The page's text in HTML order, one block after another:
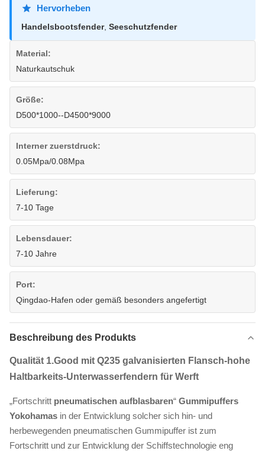
Hervorheben
Handelsbootsfender, Seeschutzfender
Material:
Naturkautschuk
Größe:
D500*1000--D4500*9000
Interner zuerstdruck:
0.05Mpa/0.08Mpa
Lieferung:
7-10 Tage
Lebensdauer:
7-10 Jahre
Port:
Qingdao-Hafen oder gemäß besonders angefertigt
Beschreibung des Produkts
Qualität 1.Good mit Q235 galvanisierten Flansch-hohe
Haltbarkeits-Unterwasserfendern für Werft
„Fortschritt pneumatischen aufblasbaren“ Gummipuffers
Yokohamas in der Entwicklung solcher sich hin- und
herbewegenden pneumatischen Gummipuffer ist zum
Fortschritt und zur Entwicklung der Schiffstechnologie eng